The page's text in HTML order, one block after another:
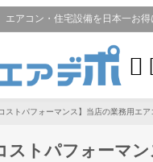
エアコン・住宅設備を日本一お

ストパフォーマンス】当店の業務用エ
ストパフォーマ